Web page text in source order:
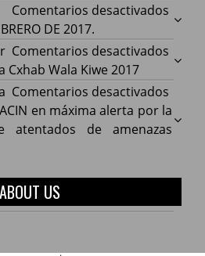
Cauca
con
de
Comentarios desactivados
ACIN
DE
DE 2017.
Comentarios desactivados
Hacía
la
Cxhab Wala Kiwe 2017
Comentarios desactivados
Cauca
en máxima alerta por la
atentados de amenazas
ABOUT US